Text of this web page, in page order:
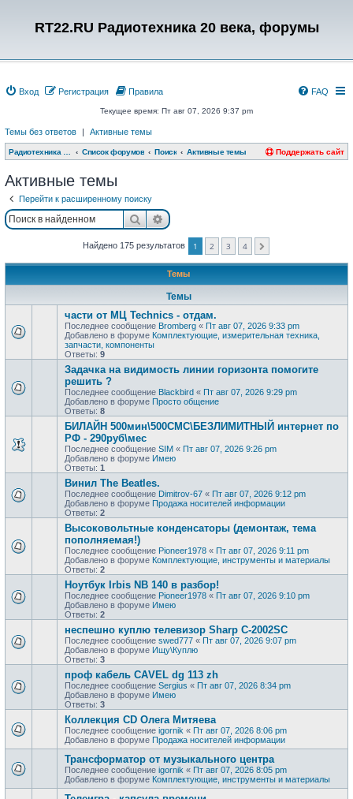
RT22.RU Радиотехника 20 века, форумы
Вход Регистрация FAQ
Правила
Текущее время: Пт авг 07, 2026 9:37 pm
Темы без ответов | Активные темы
Список форумов Поиск Активные темы Поддержать сайт
Активные темы
Перейти к расширенному поиску
ПоискРасширенный поиск
Найдено 175 результатов 1 2 3 4
Темы
Темы
части от МЦ Technics - отдам.
Последнее сообщение Bromberg « Пт авг 07, 2026 9:33 pm
Добавлено в форуме Комплектующие, измерительная техника,
запчасти, компоненты
Ответы: 9
Задачка на видимость линии горизонта помогите
решить ?
Последнее сообщение Blackbird « Пт авг 07, 2026 9:29 pm
Добавлено в форуме Просто общение
Ответы: 8
БИЛАЙН 500мин\500СМС\БЕЗЛИМИТНЫЙ интернет по
РФ - 290руб\мес
Последнее сообщение SIM « Пт авг 07, 2026 9:26 pm
Добавлено в форуме Имею
Ответы: 1
Винил The Beatles.
Последнее сообщение Dimitrov-67 « Пт авг 07, 2026 9:12 pm
Добавлено в форуме Продажa носителей информации
Ответы: 2
Высоковольтные конденсаторы (демонтаж, тема
пополняемая!)
Последнее сообщение Pioneer1978 « Пт авг 07, 2026 9:11 pm
Добавлено в форуме Комплектующие, инструменты и материалы
Ответы: 2
Ноутбук Irbis NB 140 в разбор!
Последнее сообщение Pioneer1978 « Пт авг 07, 2026 9:10 pm
Добавлено в форуме Имею
Ответы: 2
неспешно куплю телевизор Sharp C-2002SC
Последнее сообщение swed777 « Пт авг 07, 2026 9:07 pm
Добавлено в форуме Ищу\Куплю
Ответы: 3
проф кaбель CАVЕL dg 113 zh
Последнее сообщение Sergius « Пт авг 07, 2026 8:34 pm
Добавлено в форуме Имею
Ответы: 3
Коллекция CD Олега Митяева
Последнее сообщение igornik « Пт авг 07, 2026 8:06 pm
Добавлено в форуме Продажa носителей информации
Трансформатор от музыкального центра
Последнее сообщение igornik « Пт авг 07, 2026 8:05 pm
Добавлено в форуме Комплектующие, инструменты и материалы